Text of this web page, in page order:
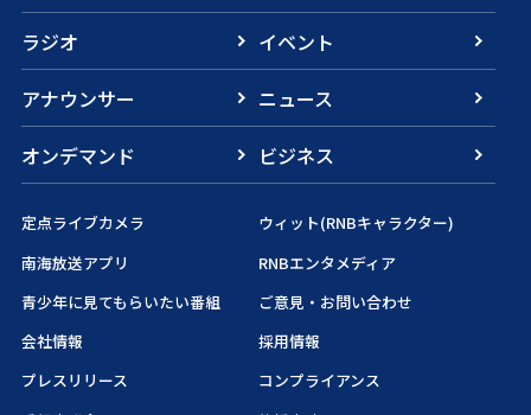
ラジオ
イベント
アナウンサー
ニュース
オンデマンド
ビジネス
定点ライブカメラ
ウィット(RNBキャラクター)
南海放送アプリ
RNBエンタメディア
青少年に見てもらいたい番組
ご意見・お問い合わせ
会社情報
採用情報
プレスリリース
コンプライアンス